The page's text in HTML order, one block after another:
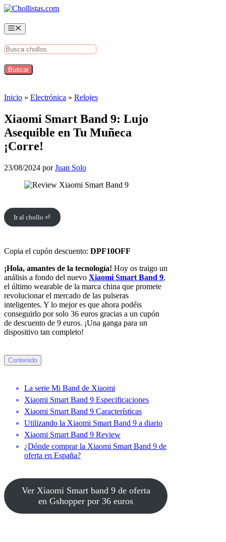
Saltar
contenido
Menú
Inicio » Electrónica » Relojes
Xiaomi Smart Band 9: Lujo
Asequible en Tu Muñeca
¡Corre!
23/08/2024 porJuan Solo
Ir al chollo ⏎
Copia el cupón descuento: DPF10OFF
¡Hola, amantes de la tecnología! Hoy os traigo un
análisis a fondo del nuevo Xiaomi Smart Band 9,
el último wearable de la marca china que promete
revolucionar el mercado de las pulseras
inteligentes. Y lo mejor es que ahora podéis
conseguirlo por solo 36 euros gracias a un cupón
de descuento de 9 euros. ¡Una ganga para un
dispositivo tan completo!
Contenido
La serie Mi Band de Xiaomi
Xiaomi Smart Band 9 Especificaciones
Xiaomi Smart Band 9 Características
Utilizando la Xiaomi Smart Band 9 a diario
Xiaomi Smart Band 9 Review
¿Dónde comprar la Xiaomi Smart Band 9 de
oferta en España?
Ver Xiaomi Smart band 9 de oferta
en Gshopper por 36 euros